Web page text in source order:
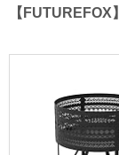
【FUTUREFOX